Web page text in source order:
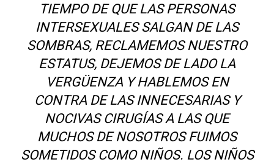
TIEMPO DE QUE LAS PERSONAS
INTERSEXUALES SALGAN DE LAS
SOMBRAS, RECLAMEMOS NUESTRO
ESTATUS, DEJEMOS DE LADO LA
VERGÜENZA Y HABLEMOS EN
CONTRA DE LAS INNECESARIAS Y
NOCIVAS CIRUGÍAS A LAS QUE
MUCHOS DE NOSOTROS FUIMOS
SOMETIDOS COMO NIÑOS. LOS NIÑOS